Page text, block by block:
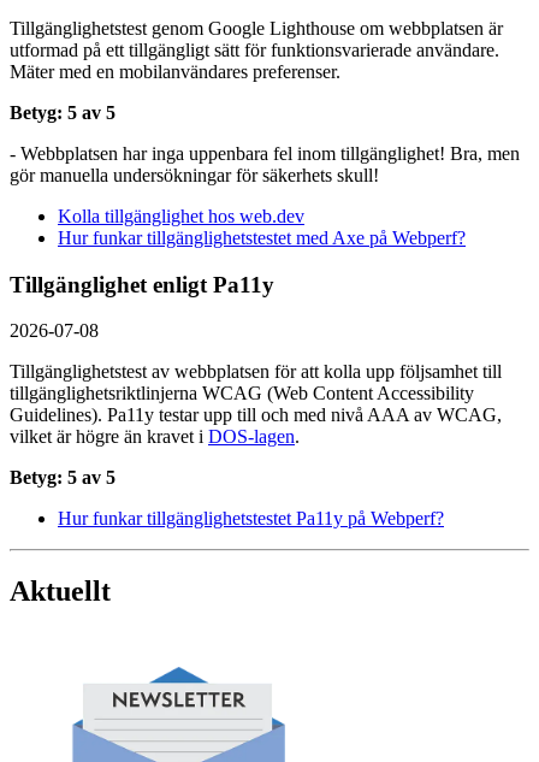
Tillgänglighetstest genom Google Lighthouse om webbplatsen är
utformad på ett tillgängligt sätt för funktionsvarierade användare.
Mäter med en mobil­användares preferenser.
Betyg: 5 av 5
- Webbplatsen har inga uppenbara fel inom tillgänglighet! Bra, men
gör manuella undersökningar för säkerhets skull!
Kolla tillgänglighet hos web.dev
Hur funkar tillgänglighetstestet med Axe på Webperf?
Tillgänglighet enligt Pa11y
2026-07-08
Tillgänglighetstest av webbplatsen för att kolla upp följsamhet till
tillgänglighets­riktlinjerna WCAG (Web Content Accessibility
Guidelines). Pa11y testar upp till och med nivå AAA av WCAG,
vilket är högre än kravet i DOS-lagen.
Betyg: 5 av 5
Hur funkar tillgänglighetstestet Pa11y på Webperf?
Aktuellt